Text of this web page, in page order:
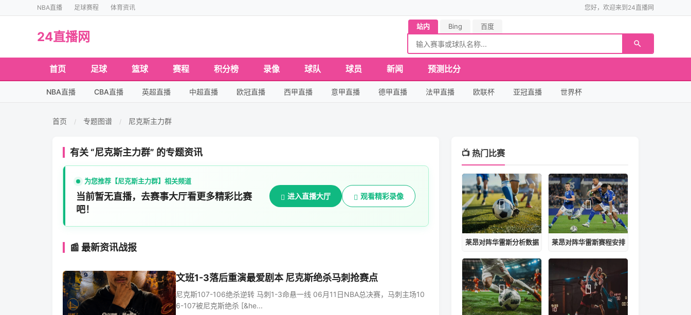
NBA直播 足球赛程 体育资讯 您好，欢迎来到24直播网
24直播网
站内 Bing 百度
首页 足球 篮球 赛程 积分榜 录像 球队 球员 新闻 预测比分
NBA直播 CBA直播 英超直播 中超直播 欧冠直播 西甲直播 意甲直播 德甲直播 法甲直播 欧联杯 亚冠直播 世界杯
首页 / 专题图谱 / 尼克斯主力群
有关 “尼克斯主力群” 的专题资讯
为您推荐【尼克斯主力群】相关频道
当前暂无直播，去赛事大厅看更多精彩比赛
吧！
进入直播大厅 观看精彩录像
📰 最新资讯战报
文班1-3落后重演最爱剧本 尼克斯绝杀马刺抢赛点
尼克斯107-106绝杀逆转 马刺1-3命悬一线 06月11日NBA总决赛，马刺主场10
6-107被尼克斯绝杀 [&he...
📺 热门比赛
莱昂对阵华雷斯分析数据 莱昂对阵华雷斯赛程安排